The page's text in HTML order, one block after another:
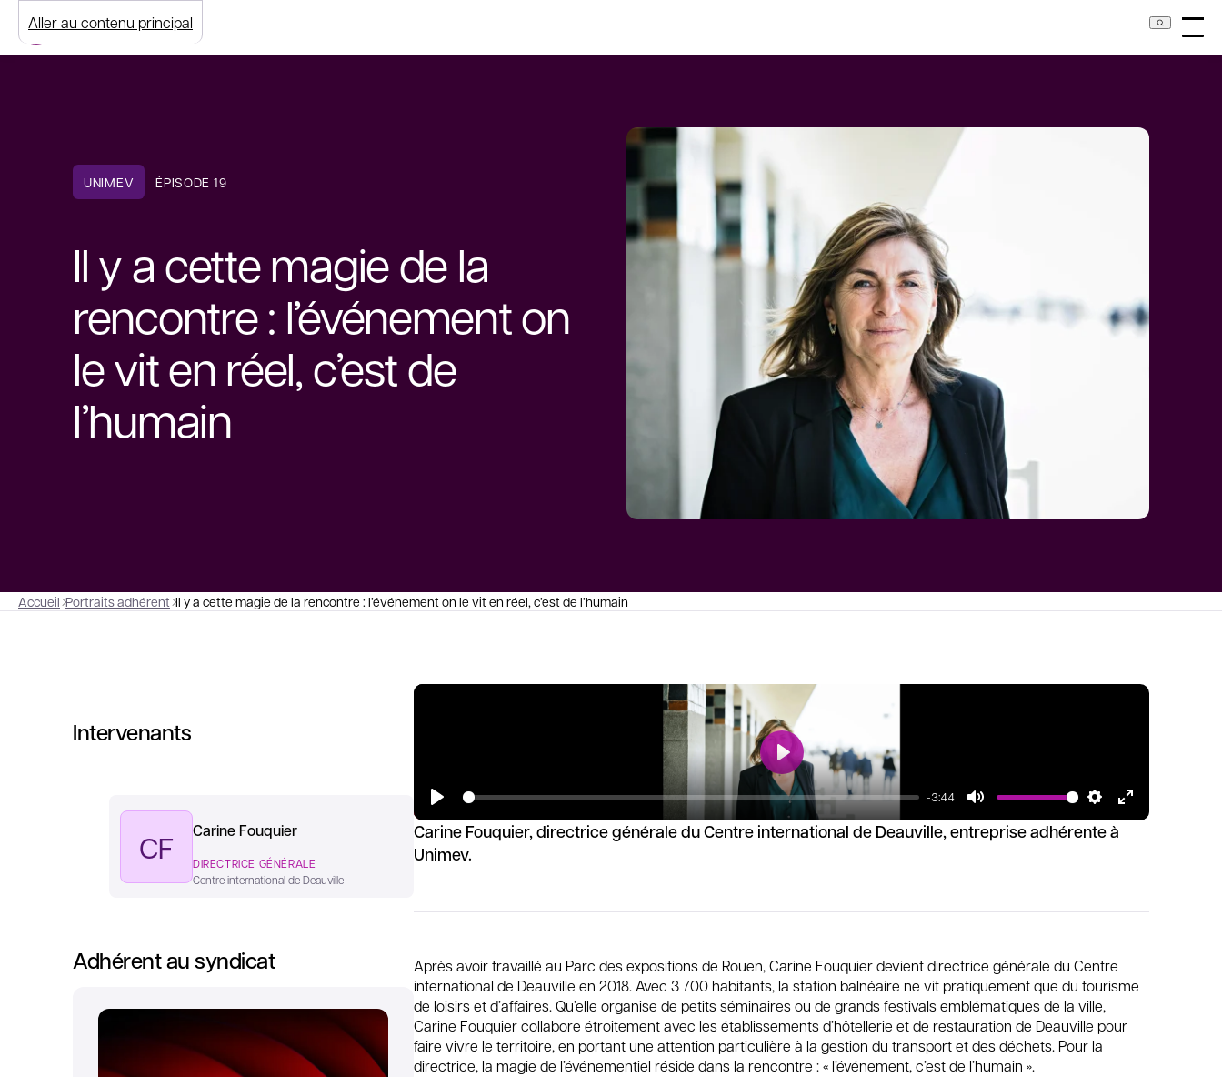
Aller au contenu principal
UNIMEV ÉPISODE 19
Il y a cette magie de la
rencontre : l’événement on
le vit en réel, c’est de
l’humain
Accueil Portraits adhérent Il y a cette magie de la rencontre : l’événement on le vit en réel, c’est de l’humain
Intervenants
CF Carine Fouquier
DIRECTRICE GÉNÉRALE
Centre international de Deauville
Adhérent au syndicat
-3:44
Carine Fouquier, directrice générale du Centre international de Deauville, entreprise adhérente à
Unimev.
Après avoir travaillé au Parc des expositions de Rouen, Carine Fouquier devient directrice générale du Centre
international de Deauville en 2018. Avec 3 700 habitants, la station balnéaire ne vit pratiquement que du tourisme
de loisirs et d’affaires. Qu’elle organise de petits séminaires ou de grands festivals emblématiques de la ville,
Carine Fouquier collabore étroitement avec les établissements d’hôtellerie et de restauration de Deauville pour
faire vivre le territoire, en portant une attention particulière à la gestion du transport et des déchets. Pour la
directrice, la magie de l’événementiel réside dans la rencontre : « l’événement, c’est de l’humain ».